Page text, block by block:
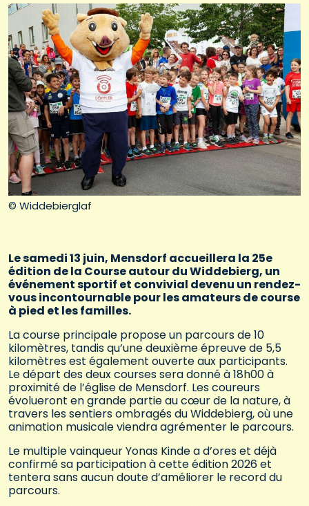
© Widdebierglaf
Le samedi 13 juin, Mensdorf accueillera la 25e
édition de la Course autour du Widdebierg, un
événement sportif et convivial devenu un rendez-
vous incontournable pour les amateurs de course
à pied et les familles.
La course principale propose un parcours de 10
kilomètres, tandis qu’une deuxième épreuve de 5,5
kilomètres est également ouverte aux participants.
Le départ des deux courses sera donné à 18h00 à
proximité de l’église de Mensdorf. Les coureurs
évolueront en grande partie au cœur de la nature, à
travers les sentiers ombragés du Widdebierg, où une
animation musicale viendra agrémenter le parcours.
Le multiple vainqueur Yonas Kinde a d’ores et déjà
confirmé sa participation à cette édition 2026 et
tentera sans aucun doute d’améliorer le record du
parcours.